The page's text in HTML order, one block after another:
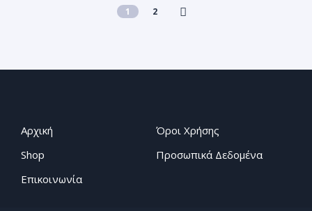
1 2
Αρχική
Shop
Επικοινωνία
Όροι Χρήσης
Προσωπικά Δεδομένα